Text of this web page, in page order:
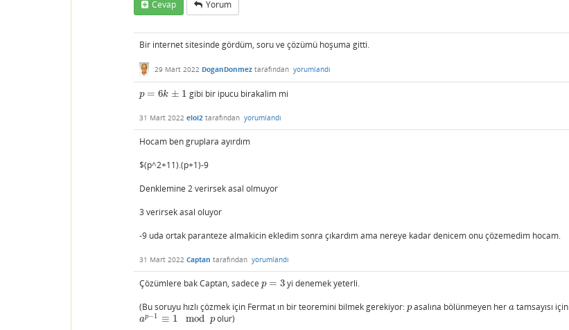
Cevap Yorum
Bir internet sitesinde gördüm, soru ve çözümü hoşuma gitti.
29 Mart 2022 DoganDonmez tarafından yorumlandı
p = 6k ± 1
p=6k ±1 gibi bir ipucu birakalim mi
31 Mart 2022 eloi2 tarafından yorumlandı
Hocam ben gruplara ayırdım
$(p^2+11).(p+1)-9
Denklemine 2 verirsek asal olmuyor
3 verirsek asal oluyor
-9 uda ortak paranteze almakicin ekledim sonra çıkardım ama nereye kadar denicem onu çözemedim hocam.
31 Mart 2022 Captan tarafından yorumlandı
Çözümlere bak Captan, sadece p = 3
p=3
yi denemek yeterli.
(Bu soruyu hızlı çözmek için Fermat ın bir teoremini bilmek gerekiyor: p
pasalına bölünmeyen hera
a tamsayısı için
ap−1 ≡ 1 mod p
ap−1 ≡1mod p
olur)